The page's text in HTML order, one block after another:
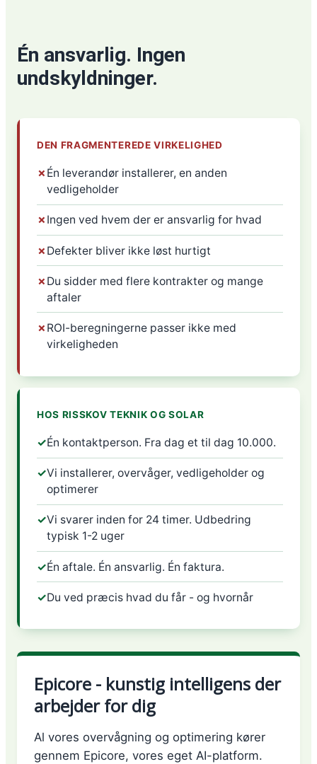
Én ansvarlig. Ingen
undskyldninger.
DEN FRAGMENTEREDE VIRKELIGHED
✗ Én leverandør installerer, en anden
vedligeholder
✗ Ingen ved hvem der er ansvarlig for hvad
✗ Defekter bliver ikke løst hurtigt
✗ Du sidder med flere kontrakter og mange
aftaler
✗ ROI-beregningerne passer ikke med
virkeligheden
HOS RISSKOV TEKNIK OG SOLAR
✓Én kontaktperson. Fra dag et til dag 10.000.
✓Vi installerer, overvåger, vedligeholder og
optimerer
✓Vi svarer inden for 24 timer. Udbedring
typisk 1-2 uger
✓Én aftale. Én ansvarlig. Én faktura.
✓Du ved præcis hvad du får - og hvornår
Epicore - kunstig intelligens der
arbejder for dig
Al vores overvågning og optimering kører
gennem Epicore, vores eget AI-platform.